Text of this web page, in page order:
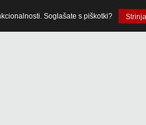
Soglašate s piškotki?